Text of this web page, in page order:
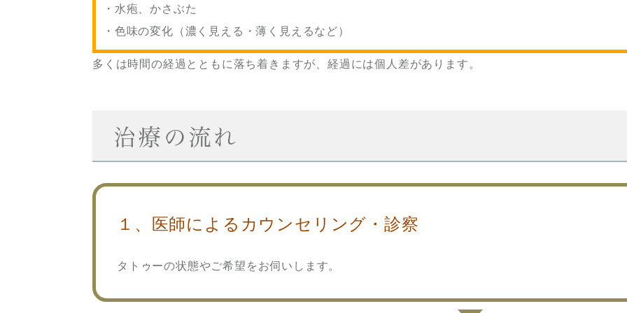
・水疱、かさぶた
・色味の変化（濃く見える・薄く見えるなど）
多くは時間の経過とともに落ち着きますが、経過には個人差があります。
治療の流れ
１、医師によるカウンセリング・診察
タトゥーの状態やご希望をお伺いします。